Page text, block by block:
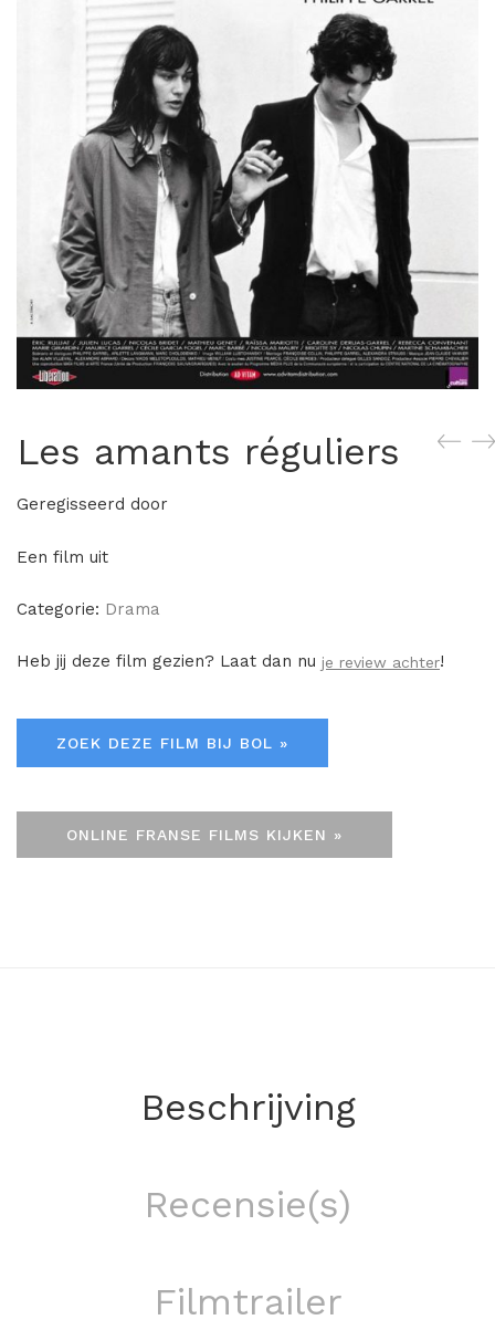
Les amants réguliers
Geregisseerd door
Een film uit
Categorie: Drama
Heb jij deze film gezien? Laat dan nu je review achter!
ZOEK DEZE FILM BIJ BOL »
ONLINE FRANSE FILMS KIJKEN »
Beschrijving
Recensie(s)
Filmtrailer